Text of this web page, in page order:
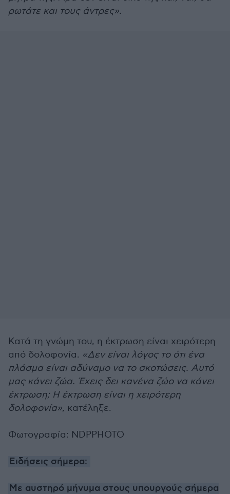
ρωτάτε και τους άντρες».
Κατά τη γνώμη του, η έκτρωση είναι χειρότερη
από δολοφονία. «Δεν είναι λόγος το ότι ένα
πλάσμα είναι αδύναμο να το σκοτώσεις. Αυτό
μας κάνει ζώα. Έχεις δει κανένα ζώο να κάνει
έκτρωση; Η έκτρωση είναι η χειρότερη
δολοφονία», κατέληξε.
Φωτογραφία: NDPPHOTO
Ειδήσεις σήμερα:
Με αυστηρό μήνυμα στους υπουργούς σήμερα